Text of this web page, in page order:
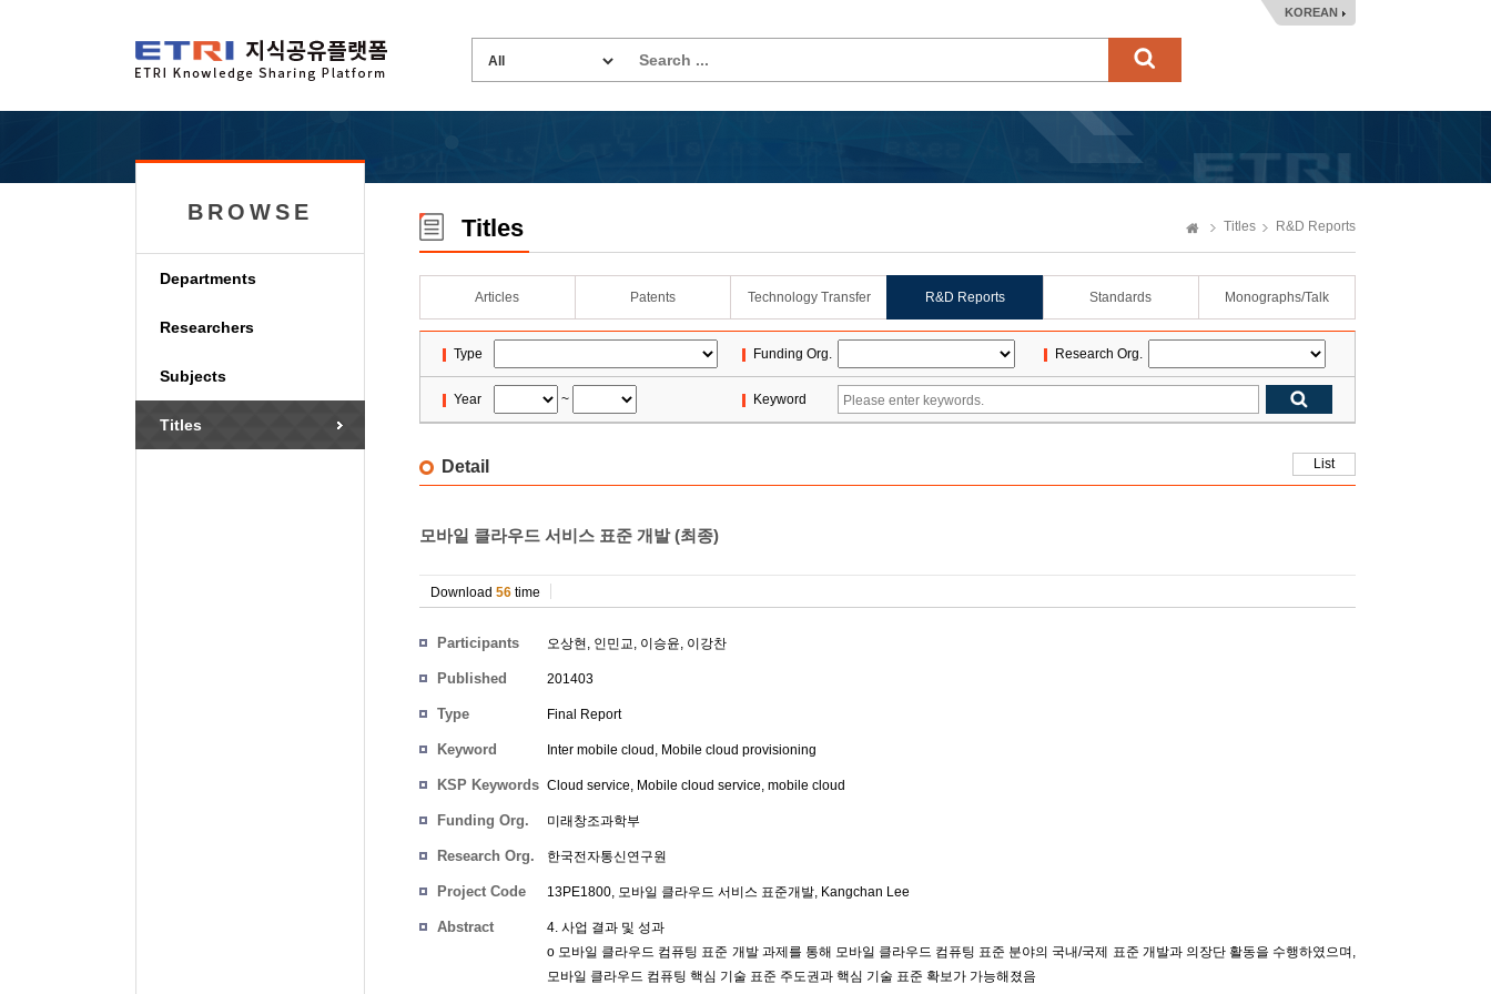
KOREAN
BROWSE
Departments
Researchers
Subjects
Titles
Titles Titles R&D Reports
Articles Patents Technology Transfer R&D Reports Standards Monographs/Talk
Type Funding Org. Research Org.
Year ~ Keyword
Detail List
모바일 클라우드 서비스 표준 개발 (최종)
Download 56 time
Participants 오상현 , 인민교, 이승윤, 이강찬
Published 201403
Type Final Report
Keyword Inter mobile cloud, Mobile cloud provisioning
KSP Keywords Cloud service, Mobile cloud service, mobile cloud
Funding Org. 미래창조과학부
Research Org. 한국전자통신연구원
Project Code 13PE1800, 모바일 클라우드 서비스 표준개발, Kangchan Lee
Abstract
4. 사업 결과 및 성과
o 모바일 클라우드 컴퓨팅 표준 개발 과제를 통해 모바일 클라우드 컴퓨팅 표준 분야의 국내/국제 표준 개발과 의장단 활동을 수행하였으며,
모바일 클라우드 컴퓨팅 핵심 기술 표준 주도권과 핵심 기술 표준 확보가 가능해졌음